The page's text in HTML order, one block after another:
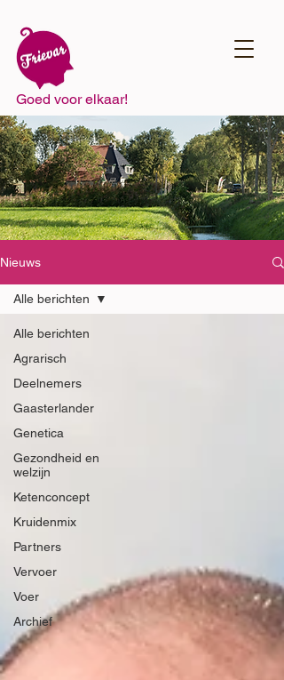
Goed voor elkaar!
Nieuws
Alle berichten
Agrarisch
Deelnemers
Gaasterlander
Genetica
Gezondheid en
welzijn
Ketenconcept
Kruidenmix
Partners
Vervoer
Voer
Archief
Alle berichten